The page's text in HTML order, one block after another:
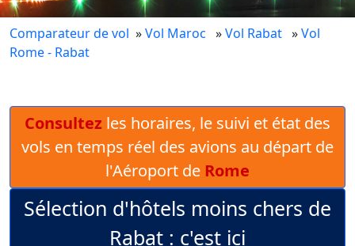
Comparateur de vol »Vol Maroc »Vol Rabat »Vol
Rome - Rabat
Consultez les horaires, le suivi et état des
vols en temps réel des avions au départ de
l'Aéroport de Rome
Sélection d'hôtels moins chers de
Rabat : c'est ici